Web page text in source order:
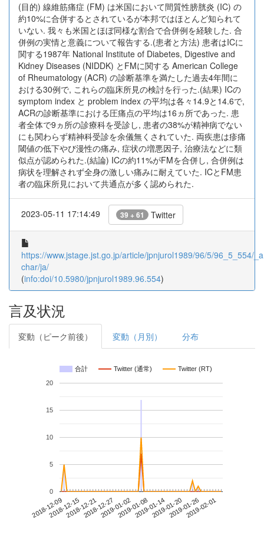
(目的) 線維筋痛症 (FM) は米国において間質性膀胱炎 (IC) の
約10%に合併するとされているが本邦ではほとんど知られて
いない. 我々も米国とほぼ同様な割合で合併例を経験した. 合
併例の実情と意義について報告する.(患者と方法) 患者はICに
関する1987年 National Institute of Diabetes, Digestive and
Kidney Diseases (NIDDK) とFMに関する American College
of Rheumatology (ACR) の診断基準を満たした過去4年間に
おける30例で, これらの臨床所見の検討を行った.(結果) ICの
symptom index と problem index の平均は各々14.9と14.6で,
ACRの診断基準における圧痛点の平均は16ヵ所であった. 患
者全体で9ヵ所の診療科を受診し, 患者の38%が精神病でない
にも関わらず精神科受診を余儀無くされていた. 両疾患は疹痛
閾値の低下やび漫性の痛み, 症状の増悪因子, 治療法などに類
似点が認められた.(結論) ICの約11%がFMを合併し, 合併例は
病状を理解されず全身の激しい痛みに耐えていた. ICとFM患
者の臨床所見において共通点が多く認められた.
2023-05-11 17:14:49 39 + 61 Twitter
https://www.jstage.jst.go.jp/article/jpnjurol1989/96/5/96_5_554/
char/ja/
(info:doi/10.5980/jpnjurol1989.96.554)
言及状況
変動（ピーク前後） 変動（月別） 分布
合計 Twitter (通常) Twitter (RT)
2018-12-092018-12-152018-12-212018-12-272019-01-022019-01-082019-01-142019-01-202019-01-262019-02-01
0
5
10
15
20